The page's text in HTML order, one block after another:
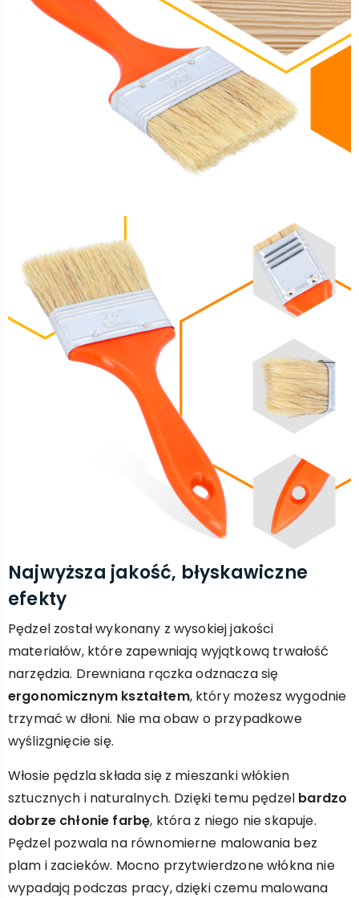
Najwyższa jakość, błyskawiczne
efekty
Pędzel został wykonany z wysokiej jakości
materiałów, które zapewniają wyjątkową trwałość
narzędzia. Drewniana rączka odznacza się
ergonomicznym kształtem, który możesz wygodnie
trzymać w dłoni. Nie ma obaw o przypadkowe
wyślizgnięcie się.
Włosie pędzla składa się z mieszanki włókien
sztucznych i naturalnych. Dzięki temu pędzel bardzo
dobrze chłonie farbę, która z niego nie skapuje.
Pędzel pozwala na równomierne malowania bez
plam i zacieków. Mocno przytwierdzone włókna nie
wypadają podczas pracy, dzięki czemu malowana